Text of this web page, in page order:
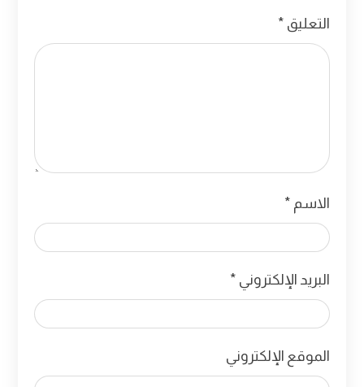
التعليق *
الاسم *
البريد الإلكتروني *
الموقع الإلكتروني